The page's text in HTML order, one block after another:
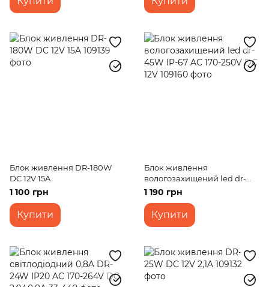
Блок живлення DR-180W
DC 12V 15A
1 100 грн
Купити
Блок живлення
вологозахищений led dr-
45W IP-67 AC 170-250V DC
1 190 грн
Купити